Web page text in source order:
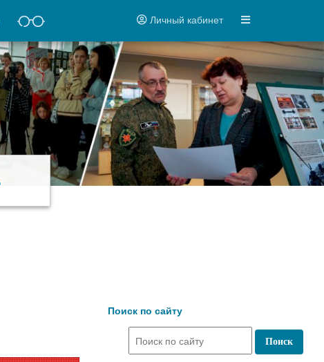
Личный кабинет
Поиск по сайту